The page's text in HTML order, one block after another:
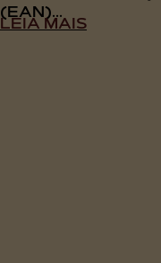
(EAN)...
LEIA MAIS